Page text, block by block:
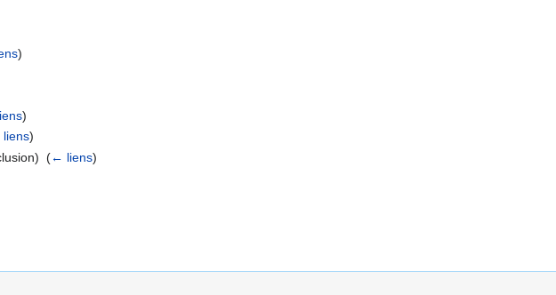
)
)
)
(← liens)